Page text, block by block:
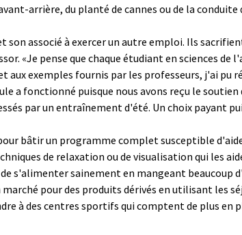
arrière, du planté de cannes ou de la conduite
associé à exercer un autre emploi. Ils
«Je pense que chaque étudiant en sciences de
exemples fournis par les professeurs, j'ai pu
fonctionné puisque nous avons reçu le soutien
par un entraînement d'été. Un choix payant
bâtir un programme complet susceptible
de relaxation ou de visualisation qui les
s'alimenter sainement en mangeant beaucoup
pour des produits dérivés en utilisant les
à des centres sportifs qui comptent de plus en